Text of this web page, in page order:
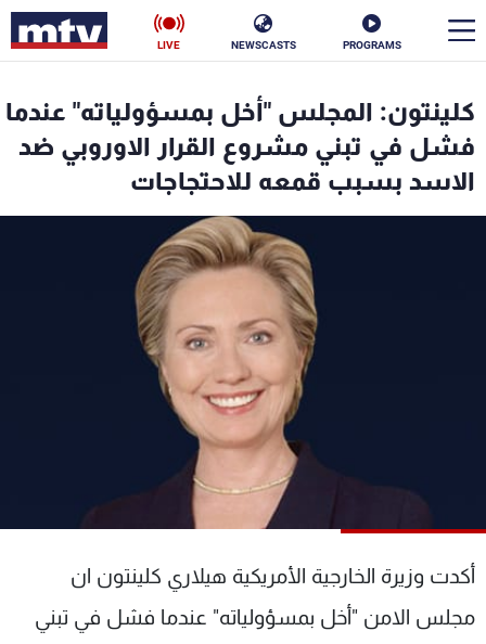
PROGRAMS
NEWSCASTS
LIVE
كلينتون: المجلس "أخل بمسؤولياته" عندما
فشل في تبني مشروع القرار الاوروبي ضد
الاسد بسبب قمعه للاحتجاجات
أكدت وزيرة الخارجية الأمريكية هيلاري كلينتون ان
مجلس الامن "أخل بمسؤولياته" عندما فشل في تبني
الأخبار
سياسة ناس
فن
الترددات
الإنـتـاج
وظائف
تواصل معنا